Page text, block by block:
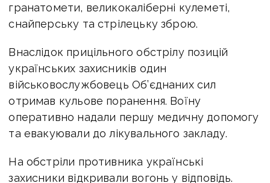
гранатомети, великокаліберні кулеметі,
снайперську та стрілецьку зброю.
Внаслідок прицільного обстрілу позицій
українських захисників один
військовослужбовець Об’єднаних сил
отримав кульове поранення. Воїну
оперативно надали першу медичну допомогу
та евакуювали до лікувального закладу.
На обстріли противника українські
захисники відкривали вогонь у відповідь.